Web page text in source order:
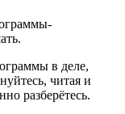
в деле,
читая и
разберётесь.